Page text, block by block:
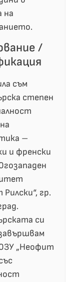
на
/
съм
степен
–
и френски
гр.
си
„Неофит